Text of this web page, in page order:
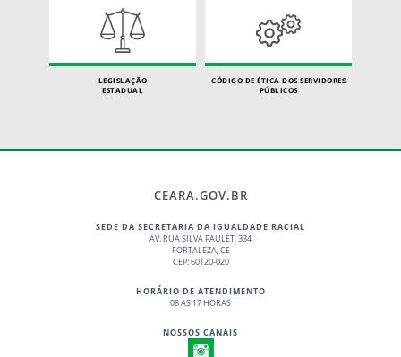
LEGISLAÇÃO
ESTADUAL
CÓDIGO DE ÉTICA DOS SERVIDORES
PÚBLICOS
CEARA.GOV.BR
SEDE DA SECRETARIA DA IGUALDADE RACIAL
AV. RUA SILVA PAULET, 334
FORTALEZA, CE
CEP: 60120-020
HORÁRIO DE ATENDIMENTO
08 ÀS 17 HORAS
NOSSOS CANAIS